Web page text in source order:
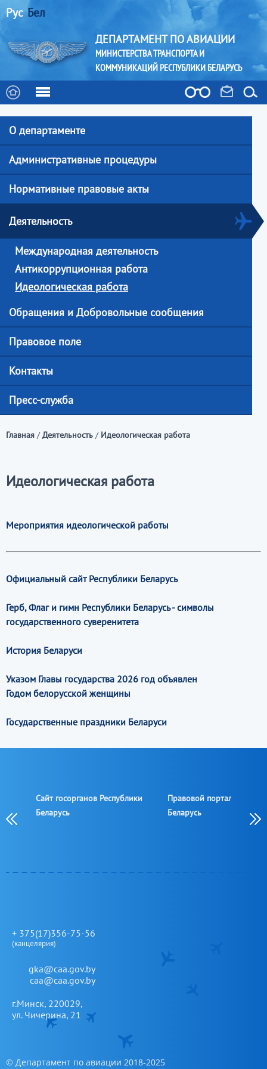
Рус Бел
ДЕПАРТАМЕНТ ПО АВИАЦИИ
МИНИСТЕРСТВА ТРАНСПОРТА И
КОММУНИКАЦИЙ РЕСПУБЛИКИ БЕЛАРУСЬ
О департаменте
Административные процедуры
Нормативные правовые акты
Деятельность
Международная деятельность
Антикоррупционная работа
Идеологическая работа
Обращения и Добровольные сообщения
Правовое поле
Контакты
Пресс-служба
Главная / Деятельность / Идеологическая работа
Идеологическая работа
Мероприятия идеологической работы
Официальный сайт Республики Беларусь
Герб, Флаг и гимн Республики Беларусь - символы
государственного суверенитета
История Беларуси
Указом Главы государства 2026 год объявлен
Годом белорусской женщины
Государственные праздники Беларуси
Сайт госорганов Республики
Беларусь
Правовой портал
Беларусь
+ 375(17)356-75-56
(канцелярия)
gka@caa.gov.by
caa@caa.gov.by
г.Минск, 220029,
ул. Чичерина, 21
© Департамент по авиации 2018-2025